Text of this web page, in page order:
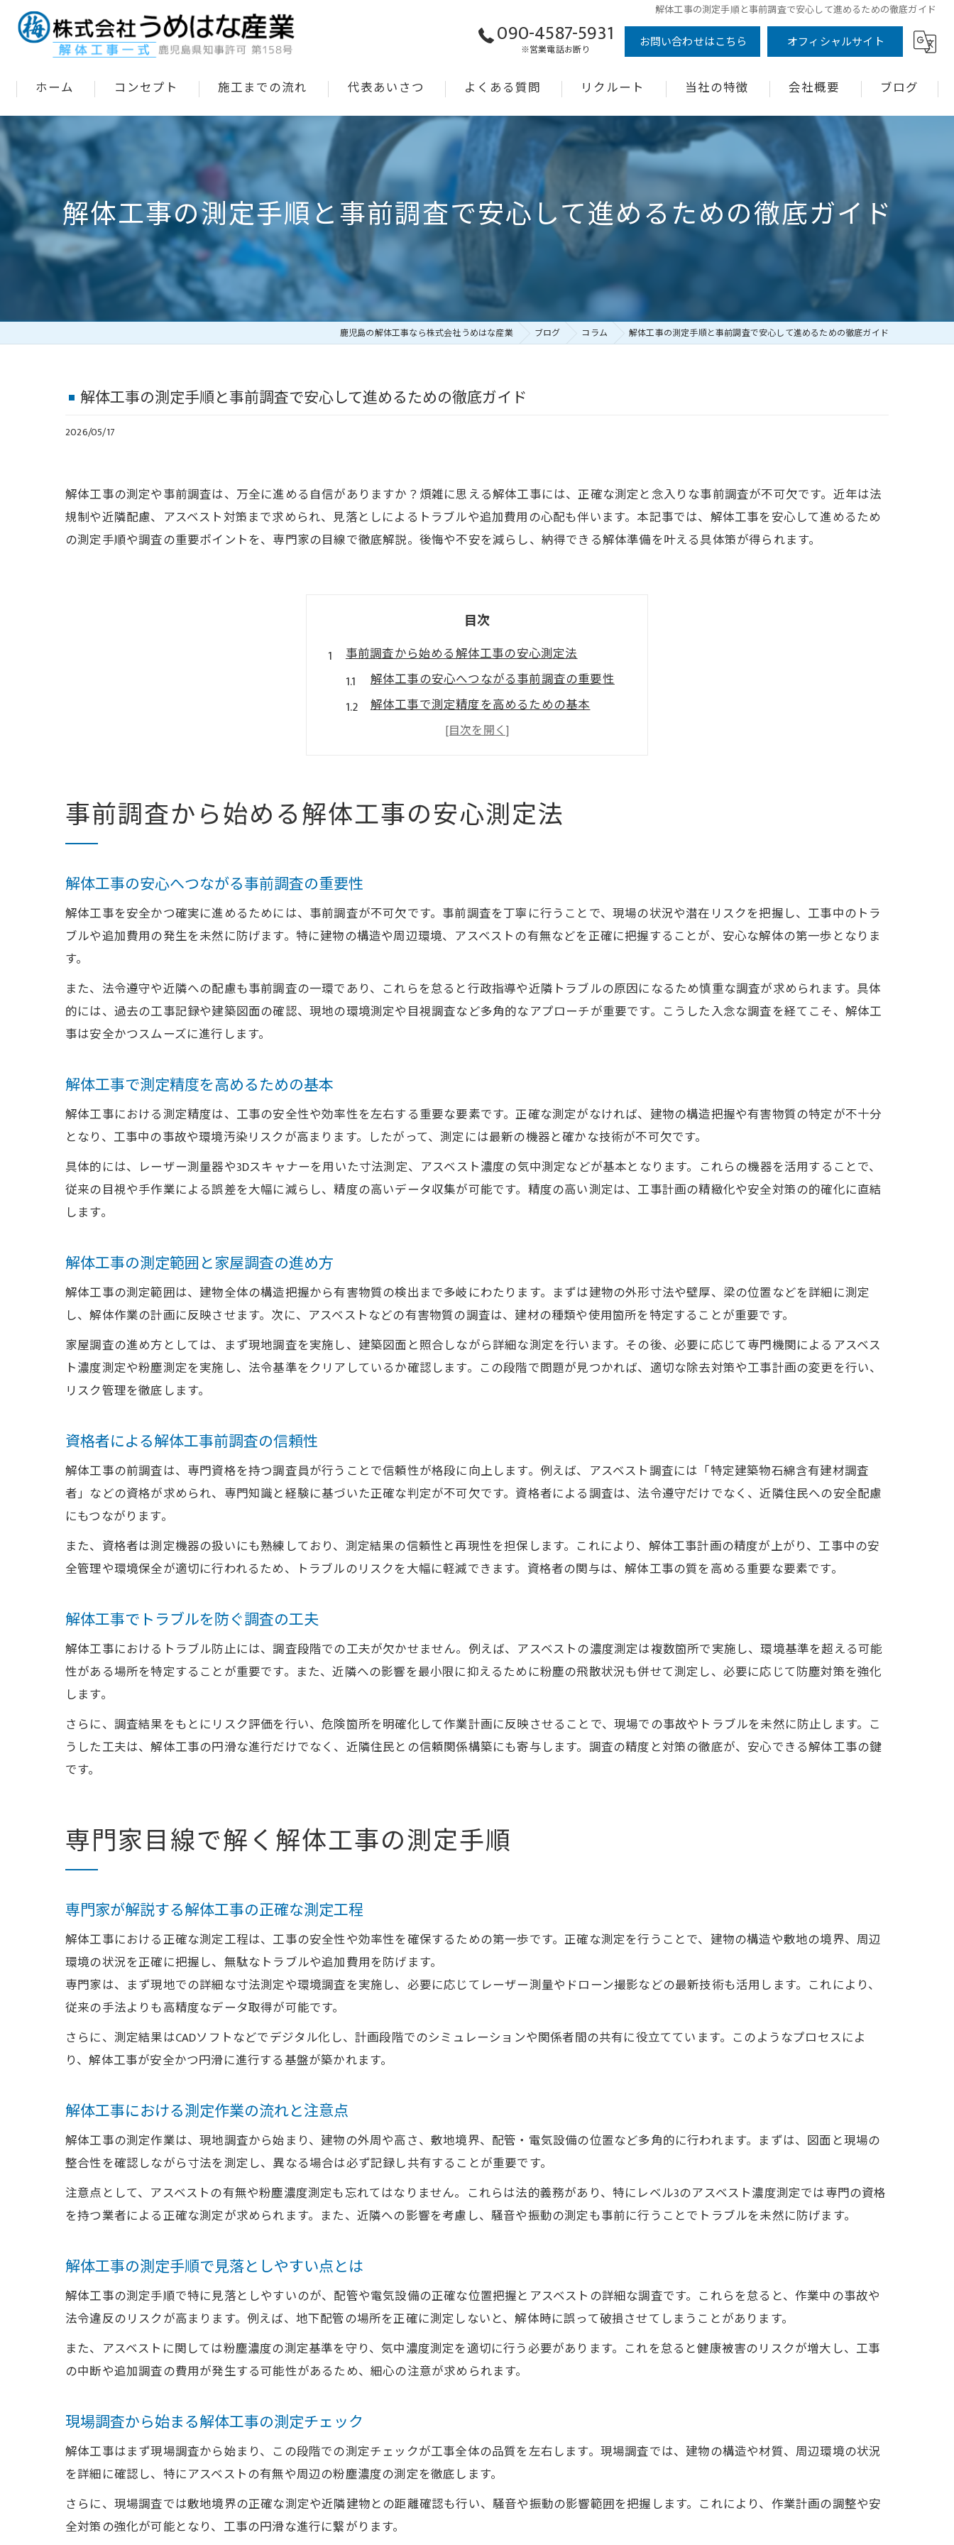
解体工事の測定手順と事前調査で安心して進めるための徹底ガイド
090-4587-5931
※営業電話お断り お問い合わせはこちら オフィシャルサイト
ホーム コンセプト 施工までの流れ 代表あいさつ よくある質問 リクルート 当社の特徴
木造
鉄骨
RC造
会社概要 ブログ
コラム
解体工事の測定手順と事前調査で安心して進めるための徹底ガイド
鹿児島の解体工事なら株式会社うめはな産業 ブログ コラム 解体工事の測定手順と事前調査で安心して進めるための徹底ガイド
解体工事の測定手順と事前調査で安心して進めるための徹底ガイド
2026/05/17
解体工事の測定や事前調査は、万全に進める自信がありますか？煩雑に思える解体工事には、正確な測定と念入りな事前調査が不可欠です。近年は法
規制や近隣配慮、アスベスト対策まで求められ、見落としによるトラブルや追加費用の心配も伴います。本記事では、解体工事を安心して進めるため
の測定手順や調査の重要ポイントを、専門家の目線で徹底解説。後悔や不安を減らし、納得できる解体準備を叶える具体策が得られます。
目次
事前調査から始める解体工事の安心測定法
解体工事の安心へつながる事前調査の重要性
解体工事で測定精度を高めるための基本
解体工事の測定範囲と家屋調査の進め方
専門家目線で解く解体工事の測定手順
現場調査から始まる解体工事の測定チェック
解体工事の測定基準を守るためのポイント
解体工事で必要なアスベスト濃度測定義務とは
アスベスト濃度測定基準を守る解体工事の対応
注意したい解体工事前の調査ポイント集
解体工事前の現地調査で確認すべき事項
解体工事の事前調査で把握する家屋の状態
解体工事前に専門家へ依頼する調査ポイント
解体工事で測定ミスによるトラブルを回避
解体工事のトラブル予防に役立つ測定方法
解体工事で多い測定ミスとその対策例
測定精度が解体工事の安全性に与える影響
解体工事の測定結果を確認し安心を得る方法
測定精度が解体工事の満足度を左右する理由
解体工事の測定書類管理で安心を確保する
事前調査から始める解体工事の安心測定法
解体工事の安心へつながる事前調査の重要性
解体工事を安全かつ確実に進めるためには、事前調査が不可欠です。事前調査を丁寧に行うことで、現場の状況や潜在リスクを把握し、工事中のトラ
ブルや追加費用の発生を未然に防げます。特に建物の構造や周辺環境、アスベストの有無などを正確に把握することが、安心な解体の第一歩となりま
す。
また、法令遵守や近隣への配慮も事前調査の一環であり、これらを怠ると行政指導や近隣トラブルの原因になるため慎重な調査が求められます。具体
的には、過去の工事記録や建築図面の確認、現地の環境測定や目視調査など多角的なアプローチが重要です。こうした入念な調査を経てこそ、解体工
事は安全かつスムーズに進行します。
解体工事で測定精度を高めるための基本
解体工事における測定精度は、工事の安全性や効率性を左右する重要な要素です。正確な測定がなければ、建物の構造把握や有害物質の特定が不十分
となり、工事中の事故や環境汚染リスクが高まります。したがって、測定には最新の機器と確かな技術が不可欠です。
具体的には、レーザー測量器や3Dスキャナーを用いた寸法測定、アスベスト濃度の気中測定などが基本となります。これらの機器を活用することで、
従来の目視や手作業による誤差を大幅に減らし、精度の高いデータ収集が可能です。精度の高い測定は、工事計画の精緻化や安全対策の的確化に直結
します。
解体工事の測定範囲と家屋調査の進め方
解体工事の測定範囲は、建物全体の構造把握から有害物質の検出まで多岐にわたります。まずは建物の外形寸法や壁厚、梁の位置などを詳細に測定
し、解体作業の計画に反映させます。次に、アスベストなどの有害物質の調査は、建材の種類や使用箇所を特定することが重要です。
家屋調査の進め方としては、まず現地調査を実施し、建築図面と照合しながら詳細な測定を行います。その後、必要に応じて専門機関によるアスベス
ト濃度測定や粉塵測定を実施し、法令基準をクリアしているか確認します。この段階で問題が見つかれば、適切な除去対策や工事計画の変更を行い、
リスク管理を徹底します。
資格者による解体工事前調査の信頼性
解体工事の前調査は、専門資格を持つ調査員が行うことで信頼性が格段に向上します。例えば、アスベスト調査には「特定建築物石綿含有建材調査
者」などの資格が求められ、専門知識と経験に基づいた正確な判定が不可欠です。資格者による調査は、法令遵守だけでなく、近隣住民への安全配慮
にもつながります。
また、資格者は測定機器の扱いにも熟練しており、測定結果の信頼性と再現性を担保します。これにより、解体工事計画の精度が上がり、工事中の安
全管理や環境保全が適切に行われるため、トラブルのリスクを大幅に軽減できます。資格者の関与は、解体工事の質を高める重要な要素です。
解体工事でトラブルを防ぐ調査の工夫
解体工事におけるトラブル防止には、調査段階での工夫が欠かせません。例えば、アスベストの濃度測定は複数箇所で実施し、環境基準を超える可能
性がある場所を特定することが重要です。また、近隣への影響を最小限に抑えるために粉塵の飛散状況も併せて測定し、必要に応じて防塵対策を強化
します。
さらに、調査結果をもとにリスク評価を行い、危険箇所を明確化して作業計画に反映させることで、現場での事故やトラブルを未然に防止します。こ
うした工夫は、解体工事の円滑な進行だけでなく、近隣住民との信頼関係構築にも寄与します。調査の精度と対策の徹底が、安心できる解体工事の鍵
です。
専門家目線で解く解体工事の測定手順
専門家が解説する解体工事の正確な測定工程
解体工事における正確な測定工程は、工事の安全性や効率性を確保するための第一歩です。正確な測定を行うことで、建物の構造や敷地の境界、周辺
環境の状況を正確に把握し、無駄なトラブルや追加費用を防げます。
専門家は、まず現地での詳細な寸法測定や環境調査を実施し、必要に応じてレーザー測量やドローン撮影などの最新技術も活用します。これにより、
従来の手法よりも高精度なデータ取得が可能です。
さらに、測定結果はCADソフトなどでデジタル化し、計画段階でのシミュレーションや関係者間の共有に役立てています。このようなプロセスによ
り、解体工事が安全かつ円滑に進行する基盤が築かれます。
解体工事における測定作業の流れと注意点
解体工事の測定作業は、現地調査から始まり、建物の外周や高さ、敷地境界、配管・電気設備の位置など多角的に行われます。まずは、図面と現場の
整合性を確認しながら寸法を測定し、異なる場合は必ず記録し共有することが重要です。
注意点として、アスベストの有無や粉塵濃度測定も忘れてはなりません。これらは法的義務があり、特にレベル3のアスベスト濃度測定では専門の資格
を持つ業者による正確な測定が求められます。また、近隣への影響を考慮し、騒音や振動の測定も事前に行うことでトラブルを未然に防げます。
解体工事の測定手順で見落としやすい点とは
解体工事の測定手順で特に見落としやすいのが、配管や電気設備の正確な位置把握とアスベストの詳細な調査です。これらを怠ると、作業中の事故や
法令違反のリスクが高まります。例えば、地下配管の場所を正確に測定しないと、解体時に誤って破損させてしまうことがあります。
また、アスベストに関しては粉塵濃度の測定基準を守り、気中濃度測定を適切に行う必要があります。これを怠ると健康被害のリスクが増大し、工事
の中断や追加調査の費用が発生する可能性があるため、細心の注意が求められます。
現場調査から始まる解体工事の測定チェック
解体工事はまず現場調査から始まり、この段階での測定チェックが工事全体の品質を左右します。現場調査では、建物の構造や材質、周辺環境の状況
を詳細に確認し、特にアスベストの有無や周辺の粉塵濃度の測定を徹底します。
さらに、現場調査では敷地境界の正確な測定や近隣建物との距離確認も行い、騒音や振動の影響範囲を把握します。これにより、作業計画の調整や安
全対策の強化が可能となり、工事の円滑な進行に繋がります。